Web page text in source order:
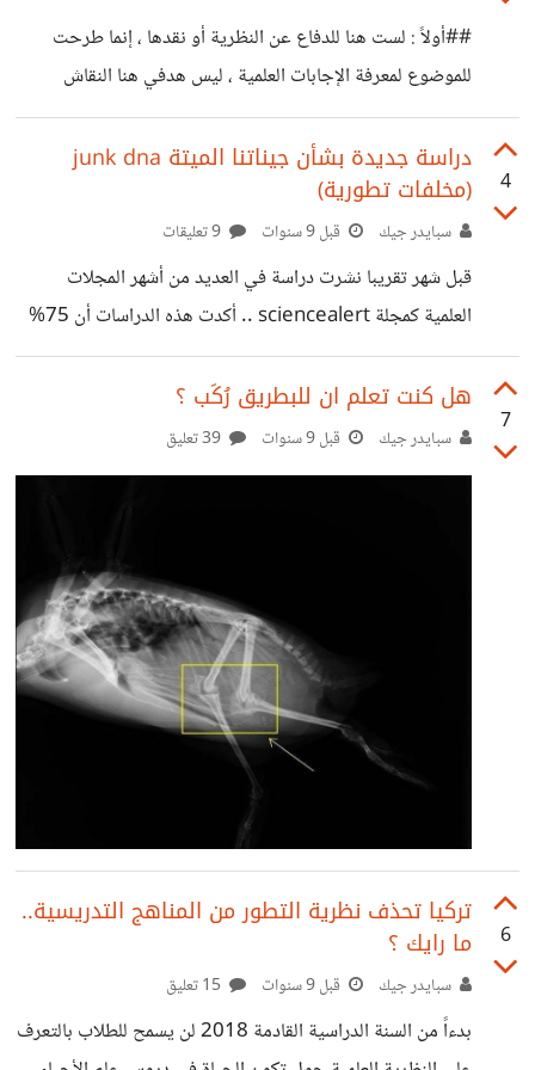
##أولاً : لست هنا للدفاع عن النظرية أو نقدها ، إنما طرحت
للموضوع لمعرفة الإجابات العلمية ، ليس هدفي هنا النقاش
الأسئلة : - ما هو مسبب الطفرات ، و كيف تنشأ؟ - كيف تطور
العقل لدى البشر ، بينما لم يتطور لدى باقي المخلوقات؟ - هل
البشر من أضعف الكائنات إذا أهملنا العقل لديها؟ إن كانت كذلك ،
كيف استطاع البشر البقاء؟ قد أعود بموضوع آخر لمعرفة إجابات
استفسارات أخرى ...
4
دراسة جديدة بشأن جيناتنا الميتة junk dna
(مخلفات تطورية)
سبايدر جيك قبل 9 سنوات
قبل شهر تقريبا نشرت دراسة في العديد من أشهر المجلات
العلمية كمجلة sciencealert .. أكدت هذه الدراسات أن 75%
*على الاقل* من جيناتنا عبارة عن junk dna أو حمض نووي
خردة عديمة الفائدة ..هذه الجينات كانت موجودة في الماضي
عند أسلافنا وفقدت هذه الجينات نشاطها وفعاليتها بعد رحلة
طويلة من العمليات التطورية تبقت هذه الجينات في حمضنا
7
هل كنت تعلم ان للبطريق رُكَب ؟
سبايدر جيك قبل 9 سنوات
6
تركيا تحذف نظرية التطور من المناهج التدريسية..
ما رايك ؟
سبايدر جيك قبل 9 سنوات
بدءاً من السنة الدراسية القادمة 2018 لن يسمح للطلاب بالتعرف